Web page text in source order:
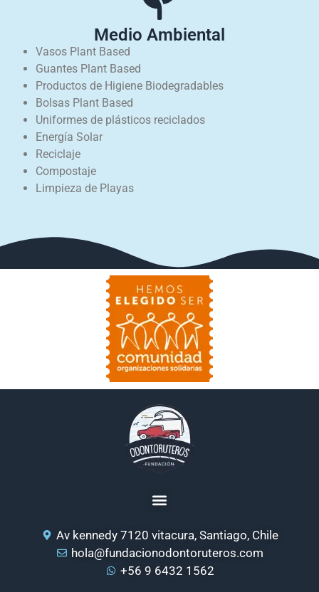
Medio Ambiental
Vasos Plant Based
Guantes Plant Based
Productos de Higiene Biodegradables
Bolsas Plant Based
Uniformes de plásticos reciclados
Energía Solar
Reciclaje
Compostaje
Limpieza de Playas
Av kennedy 7120 vitacura, Santiago, Chile
hola@fundacionodontoruteros.com
+56 9 6432 1562